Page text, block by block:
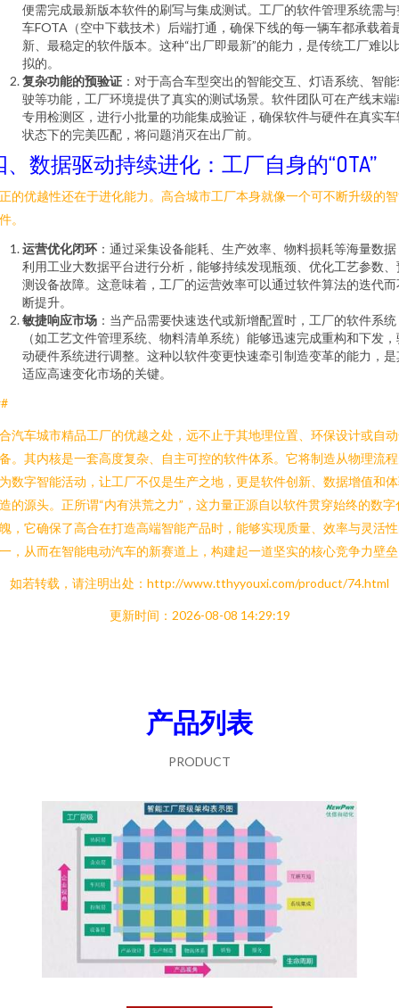
便需完成最新版本软件的刷写与集成测试。工厂的软件管理系统需与
车FOTA（空中下载技术）后端打通，确保下线的每一辆车都承载着
新、最稳定的软件版本。这种“出厂即最新”的能力，是传统工厂难以
拟的。
复杂功能的预验证 ：对于高合车型突出的智能交互、灯语系统、智
驶等功能，工厂环境提供了真实的测试场景。软件团队可在产线末端
专用检测区，进行小批量的功能集成验证，确保软件与硬件在真实车
状态下的完美匹配，将问题消灭在出厂前。
、数据驱动持续进化：工厂自身的“OTA”
的优越性还在于进化能力。高合城市工厂本身就像一个可不断升级的
。
运营优化闭环 ：通过采集设备能耗、生产效率、物料损耗等海量数据
利用工业大数据平台进行分析，能够持续发现瓶颈、优化工艺参数、
测设备故障。这意味着，工厂的运营效率可以通过软件算法的迭代而
断提升。
敏捷响应市场 ：当产品需要快速迭代或新增配置时，工厂的软件系统
（如工艺文件管理系统、物料清单系统）能够迅速完成重构和下发
动硬件系统进行调整。这种以软件变更快速牵引制造变革的能力，是
适应高速变化市场的关键。
汽车城市精品工厂的优越之处，远不止于其地理位置、环保设计或自
。其内核是一套高度复杂、自主可控的软件体系。它将制造从物理流
数字智能活动，让工厂不仅是生产之地，更是软件创新、数据增值和
的源头。正所谓“内有洪荒之力”，这力量正源自以软件贯穿始终的数字
，它确保了高合在打造高端智能产品时，能够实现质量、效率与灵活
，从而在智能电动汽车的新赛道上，构建起一道坚实的核心竞争力壁
如若转载，请注明出处：http://www.tthyyouxi.com/product/74.html
更新时间：2026-08-08 14:29:19
产品列表
PRODUCT